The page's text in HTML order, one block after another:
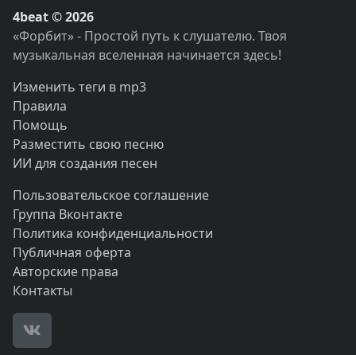
4beat © 2026
«Форбит» - Простой путь к слушателю. Твоя
музыкальная вселенная начинается здесь!
Изменить теги в mp3
Правила
Помощь
Разместить свою песню
ИИ для создания песен
Пользовательское соглашение
Группа Вконтакте
Политика конфиденциальности
Публичная оферта
Авторские права
Контакты